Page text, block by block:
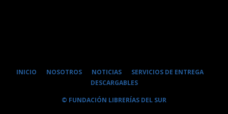
INICIO NOSOTROS NOTICIAS
SERVICIOS DE ENTREGA
DESCARGABLES
© FUNDACIÓN LIBRERÍAS DEL SUR